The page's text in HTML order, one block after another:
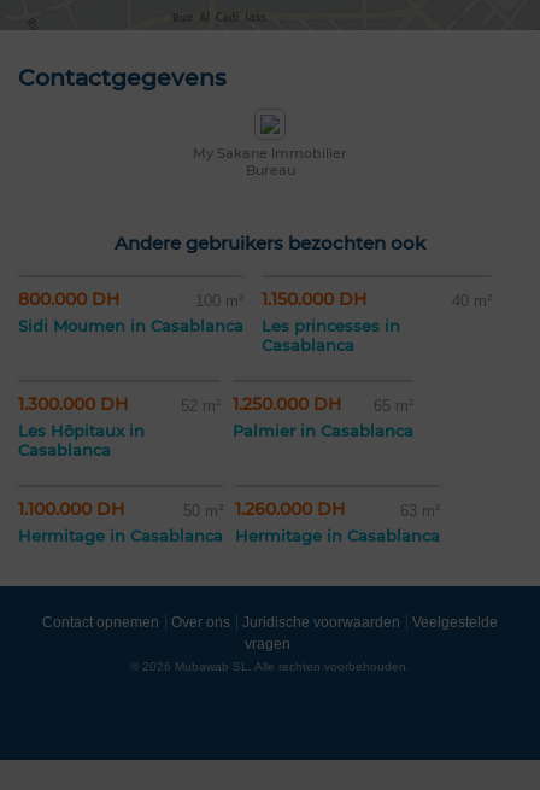
Contactgegevens
My Sakane Immobilier
Bureau
Andere gebruikers bezochten ook
800.000 DH 100 m²
Sidi Moumen in Casablanca
1.150.000 DH 40 m²
Les princesses in
Casablanca
1.300.000 DH 52 m²
Les Hôpitaux in
Casablanca
1.250.000 DH 65 m²
Palmier in Casablanca
1.100.000 DH 50 m²
Hermitage in Casablanca
1.260.000 DH 63 m²
Hermitage in Casablanca
Contact opnemen Over ons Juridische voorwaarden
Veelgestelde
vragen
© 2026 Mubawab SL. Alle rechten voorbehouden.